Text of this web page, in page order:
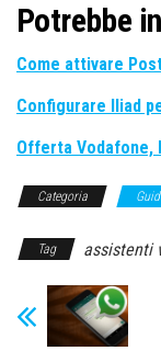
Potrebbe
Come attivare
Configurare Iliad
Offerta Vodafone,
Categoria
Tag assistenti